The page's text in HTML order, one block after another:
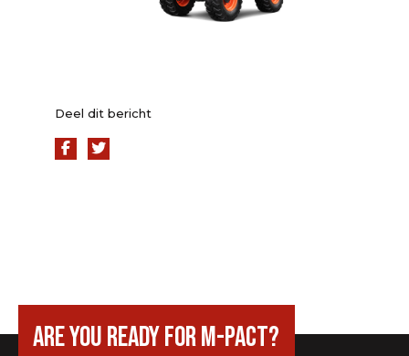
Deel dit bericht
are you ready for m-pact?